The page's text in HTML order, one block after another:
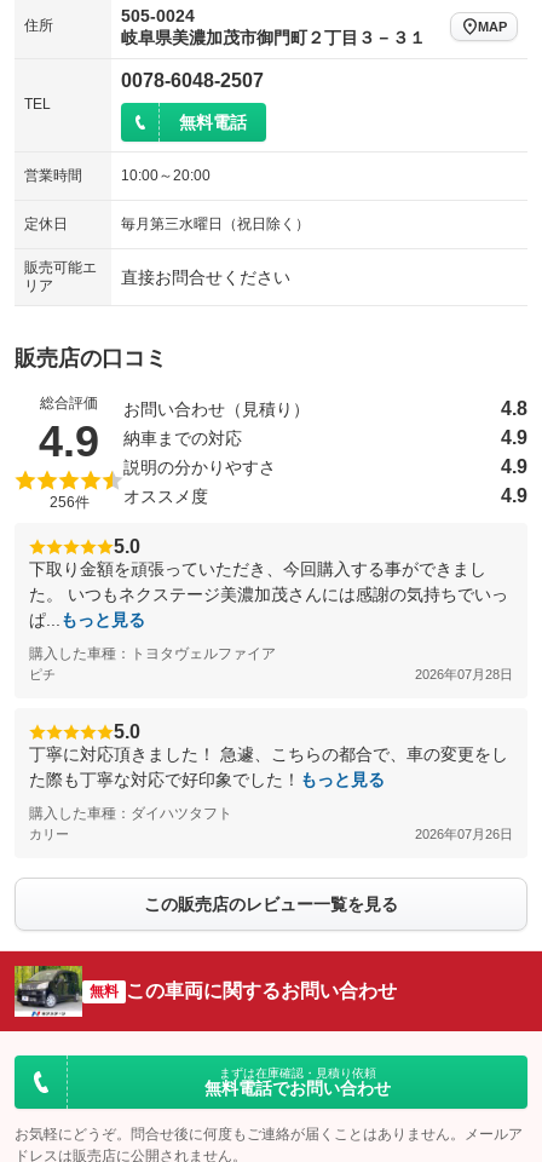
住所
505-0024
岐阜県美濃加茂市御門町２丁目３－３１
MAP
TEL
0078-6048-2507
無料電話
営業時間 10:00～20:00
定休日 毎月第三水曜日（祝日除く）
販売可能エ
リア
直接お問合せください
販売店の口コミ
総合評価
4.9 （5点満点中）
256件
お問い合わせ（見積り） 4.8
納車までの対応 4.9
説明の分かりやすさ 4.9
オススメ度 4.9
5.0
下取り金額を頑張っていただき、今回購入する事ができまし
た。 いつもネクステージ美濃加茂さんには感謝の気持ちでいっ
ぱ...
もっと見る
購入した車種：トヨタヴェルファイア
ピチ 2026年07月28日
5.0
丁寧に対応頂きました！ 急遽、こちらの都合で、車の変更をし
た際も丁寧な対応で好印象でした！ もっと見る
購入した車種：ダイハツタフト
カリー 2026年07月26日
この販売店のレビュー一覧を見る
無料 この車両に関するお問い合わせ
まずは在庫確認・見積り依頼
無料電話でお問い合わせ
お気軽にどうぞ。問合せ後に何度もご連絡が届くことはありません。メールア
ドレスは販売店に公開されません。